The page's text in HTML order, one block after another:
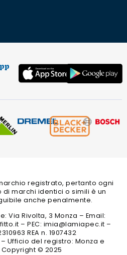
registrato, pertanto ogni
di marchi identici o simili è un
anche penalmente.
Via Rivolta, 3 Monza – Email:
– PEC: imia@lamiapec.it –
REA n. 1907432
Ufficio del registro: Monza e
Copyright © 2025